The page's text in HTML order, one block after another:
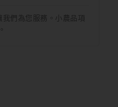
們為您服務。小農品項